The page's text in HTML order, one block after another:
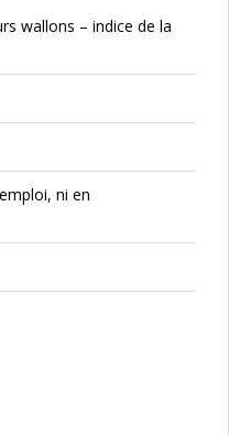
wallons – indice de la
ni en